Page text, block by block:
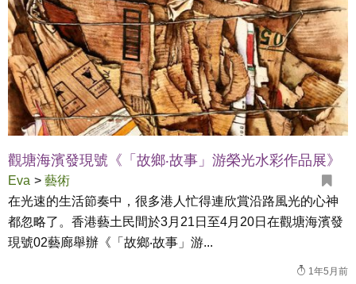
觀塘海濱發現號《「故鄉‧故事」游榮光水彩作品展》
Eva > 藝術
在光速的生活節奏中，很多港人忙得連欣賞沿路風光的心神
都忽略了。香港藝土民間於3月21日至4月20日在觀塘海濱發
現號02藝廊舉辦《「故鄉‧故事」游...
1年5月前